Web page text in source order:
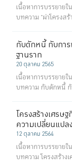
เนื้อหาการบรรยาย
บทความ "ผ่าโครงส
กับดักหนี้ กับการ
ฐานราก
20 ตุลาคม 2565
เนื้อหาการบรรยาย
บทความ กับดักหนี้
โครงสร้างเศรษ
ความเปลี่ยนแปลง
12 ตุลาคม 2564
เนื้อหาการบรรยาย
บทความ โครงสร้าง